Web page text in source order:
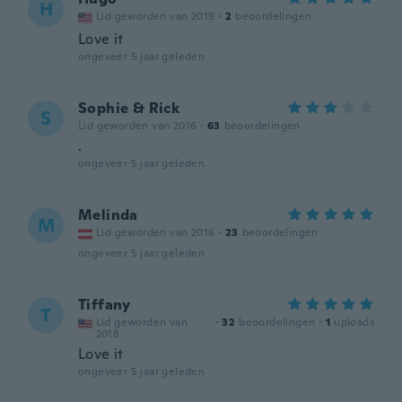
H Lid geworden van 2019 · 2 beoordelingen
Love it
ongeveer 5 jaar geleden
S Sophie & Rick
Lid geworden van 2016 · 63 beoordelingen
.
ongeveer 5 jaar geleden
M Melinda
Lid geworden van 2016 · 23 beoordelingen
ongeveer 5 jaar geleden
T Tiffany
Lid geworden van
2018
· 32 beoordelingen · 1 uploads
Love it
ongeveer 5 jaar geleden